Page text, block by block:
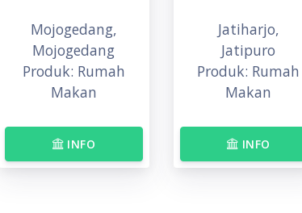
Mojogedang,
Mojogedang
Produk: Rumah
Makan
INFO
Jatiharjo,
Jatipuro
Produk: Rumah
Makan
INFO